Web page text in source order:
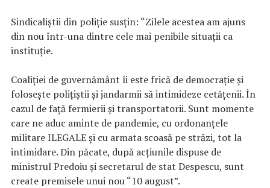
Sindicaliștii din poliție susțin: “Zilele acestea am ajuns
din nou într-una dintre cele mai penibile situații ca
instituție.
Coaliției de guvernământ îi este frică de democrație și
folosește polițiștii și jandarmii să intimideze cetățenii. În
cazul de față fermierii și transportatorii. Sunt momente
care ne aduc aminte de pandemie, cu ordonanțele
militare ILEGALE și cu armata scoasă pe străzi, tot la
intimidare. Din păcate, după acțiunile dispuse de
ministrul Predoiu și secretarul de stat Despescu, sunt
create premisele unui nou “10 august”.